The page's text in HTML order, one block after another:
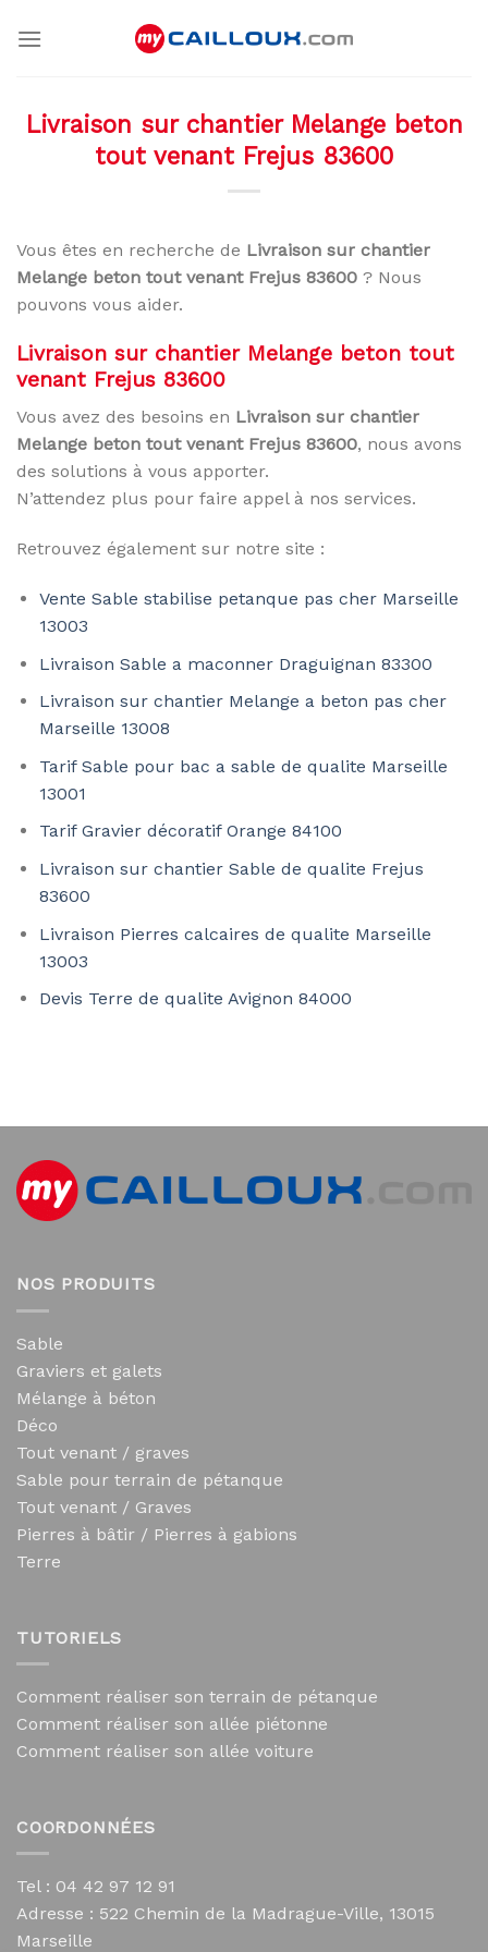
Livraison sur chantier Melange beton
tout venant Frejus 83600
Vous êtes en recherche de Livraison sur chantier
Melange beton tout venant Frejus 83600 ? Nous
pouvons vous aider.
Livraison sur chantier Melange beton tout
venant Frejus 83600
Vous avez des besoins en Livraison sur chantier
Melange beton tout venant Frejus 83600, nous avons
des solutions à vous apporter.
N’attendez plus pour faire appel à nos services.
Retrouvez également sur notre site :
Vente Sable stabilise petanque pas cher Marseille
13003
Livraison Sable a maconner Draguignan 83300
Livraison sur chantier Melange a beton pas cher
Marseille 13008
Tarif Sable pour bac a sable de qualite Marseille
13001
Tarif Gravier décoratif Orange 84100
Livraison sur chantier Sable de qualite Frejus
83600
Livraison Pierres calcaires de qualite Marseille
13003
Devis Terre de qualite Avignon 84000
NOS PRODUITS
Sable
Graviers et galets
Mélange à béton
Déco
Tout venant / graves
Sable pour terrain de pétanque
Tout venant / Graves
Pierres à bâtir / Pierres à gabions
Terre
TUTORIELS
Comment réaliser son terrain de pétanque
Comment réaliser son allée piétonne
Comment réaliser son allée voiture
COORDONNÉES
Tel : 04 42 97 12 91
Adresse : 522 Chemin de la Madrague-Ville, 13015
Marseille